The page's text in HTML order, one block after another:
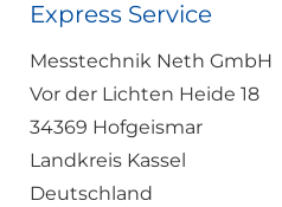
Express Service
Messtechnik Neth GmbH
Vor der Lichten Heide 18
34369 Hofgeismar
Landkreis Kassel
Deutschland